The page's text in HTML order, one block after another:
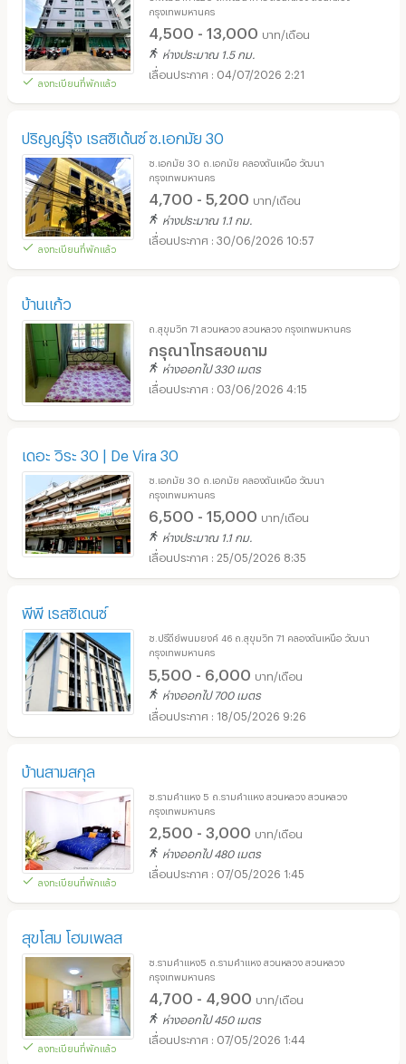
ลงทะเบียนที่พักแล้ว
กรุงเทพมหานคร
4,500 - 13,000 บาท/เดือน
ห่างประมาณ 1.5 กม.
04/07/2026 2:21
ปริญญ์รุ้ง เรสซิเด้นซ์ ซ.เอกมัย 30
ลงทะเบียนที่พักแล้ว
ซ.เอกมัย 30 ถ.เอกมัย คลองตันเหนือ วัฒนา
กรุงเทพมหานคร
4,700 - 5,200 บาท/เดือน
ห่างประมาณ 1.1 กม.
30/06/2026 10:57
บ้านแก้ว
ถ.สุขุมวิท 71 สวนหลวง สวนหลวง กรุงเทพมหานคร
กรุณาโทรสอบถาม
ห่างออกไป 330 เมตร
03/06/2026 4:15
เดอะ วิระ 30 | De Vira 30
ซ.เอกมัย 30 ถ.เอกมัย คลองตันเหนือ วัฒนา
กรุงเทพมหานคร
6,500 - 15,000 บาท/เดือน
ห่างประมาณ 1.1 กม.
25/05/2026 8:35
พีพี เรสซิเดนซ์
ซ.ปรีดีย์พนมยงค์ 46 ถ.สุขุมวิท 71 คลองตันเหนือ วัฒนา
กรุงเทพมหานคร
5,500 - 6,000 บาท/เดือน
ห่างออกไป 700 เมตร
18/05/2026 9:26
บ้านสามสกุล
ลงทะเบียนที่พักแล้ว
ซ.รามคำแหง 5 ถ.รามคำแหง สวนหลวง สวนหลวง
กรุงเทพมหานคร
2,500 - 3,000 บาท/เดือน
ห่างออกไป 480 เมตร
07/05/2026 1:45
สุขโสม โฮมเพลส
ลงทะเบียนที่พักแล้ว
ซ.รามคำแหง5 ถ.รามคำแหง สวนหลวง สวนหลวง
กรุงเทพมหานคร
4,700 - 4,900 บาท/เดือน
ห่างออกไป 450 เมตร
07/05/2026 1:44